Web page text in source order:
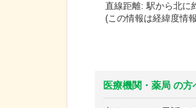
直線距離: 駅から北に
(この情報は経緯度情
医療機関・薬局 の方